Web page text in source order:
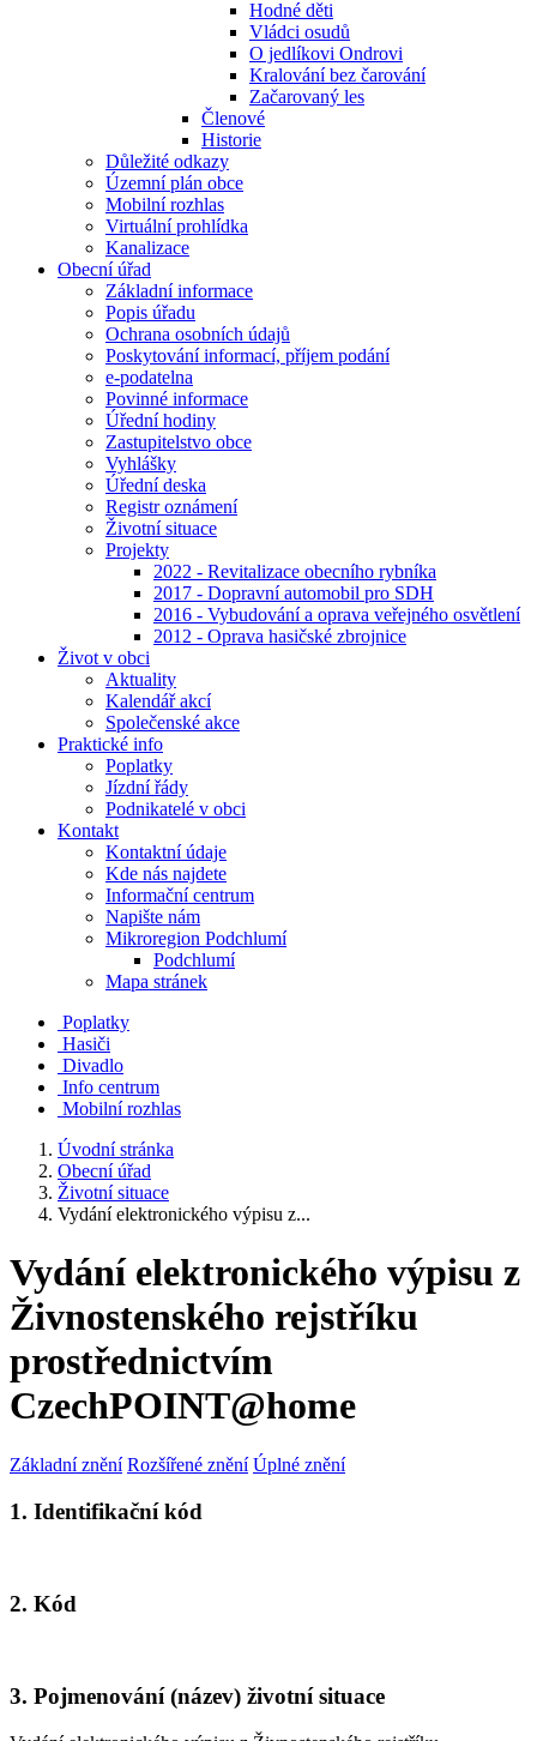
Hodné děti
Vládci osudů
O jedlíkovi Ondrovi
Kralování bez čarování
Začarovaný les
Členové
Historie
Důležité odkazy
Územní plán obce
Mobilní rozhlas
Virtuální prohlídka
Kanalizace
Obecní úřad
Základní informace
Popis úřadu
Ochrana osobních údajů
Poskytování informací, příjem podání
e-podatelna
Povinné informace
Úřední hodiny
Zastupitelstvo obce
Vyhlášky
Úřední deska
Registr oznámení
Životní situace
Projekty
2022 - Revitalizace obecního rybníka
2017 - Dopravní automobil pro SDH
2016 - Vybudování a oprava veřejného osvětlení
2012 - Oprava hasičské zbrojnice
Život v obci
Aktuality
Kalendář akcí
Společenské akce
Praktické info
Poplatky
Jízdní řády
Podnikatelé v obci
Kontakt
Kontaktní údaje
Kde nás najdete
Informační centrum
Napište nám
Mikroregion Podchlumí
Podchlumí
Mapa stránek
Poplatky
Hasiči
Divadlo
Info centrum
Mobilní rozhlas
Úvodní stránka
Obecní úřad
Životní situace
Vydání elektronického výpisu z...
Vydání elektronického výpisu z
Živnostenského rejstříku
prostřednictvím
CzechPOINT@home
Základní znění Rozšířené znění Úplné znění
1. Identifikační kód
2. Kód
3. Pojmenování (název) životní situace